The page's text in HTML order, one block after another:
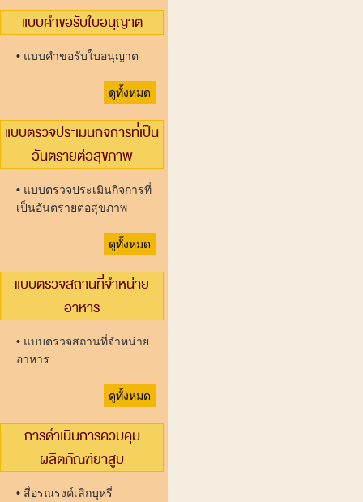
แบบคำขอรับใบอนุญาต
• แบบคำขอรับใบอนุญาต
ดูทั้งหมด
แบบตรวจประเมินกิจการที่เป็น
อันตรายต่อสุขภาพ
• แบบตรวจประเมินกิจการที่
เป็นอันตรายต่อสุขภาพ
ดูทั้งหมด
แบบตรวจสถานที่จำหน่าย
อาหาร
• แบบตรวจสถานที่จำหน่าย
อาหาร
ดูทั้งหมด
การดำเนินการควบคุม
ผลิตภัณฑ์ยาสูบ
• สื่อรณรงค์เลิกบุหรี่